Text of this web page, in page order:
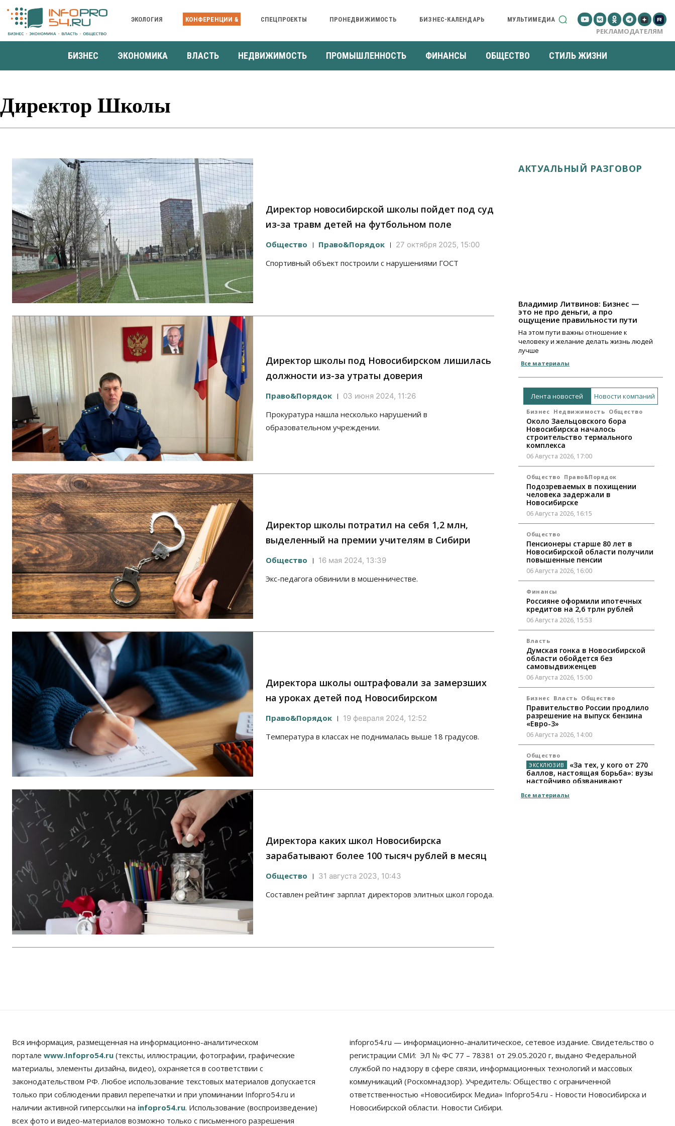
ЭКОЛОГИЯ КОНФЕРЕНЦИИ & СПЕЦПРОЕКТЫ ПРОНЕДВИЖИМОСТЬ БИЗНЕС-КАЛЕНДАРЬ МУЛЬТИМЕДИА
РЕКЛАМОДАТЕЛЯМ
БИЗНЕС ЭКОНОМИКА ВЛАСТЬ НЕДВИЖИМОСТЬ ПРОМЫШЛЕННОСТЬ ФИНАНСЫ ОБЩЕСТВО СТИЛЬ ЖИЗНИ
Директор Школы
Директор новосибирской школы пойдет под суд
из-за травм детей на футбольном поле
Общество Право&Порядок 27 октября 2025, 15:00
Спортивный объект построили с нарушениями ГОСТ
Директор школы под Новосибирском лишилась
должности из-за утраты доверия
Право&Порядок 03 июня 2024, 11:26
Прокуратура нашла несколько нарушений в
образовательном учреждении.
Директор школы потратил на себя 1,2 млн,
выделенный на премии учителям в Сибири
Общество 16 мая 2024, 13:39
Экс-педагога обвинили в мошенничестве.
Директора школы оштрафовали за замерзших
на уроках детей под Новосибирском
Право&Порядок 19 февраля 2024, 12:52
Температура в классах не поднималась выше 18 градусов.
Директора каких школ Новосибирска
зарабатывают более 100 тысяч рублей в месяц
Общество 31 августа 2023, 10:43
Составлен рейтинг зарплат директоров элитных школ города.
АКТУАЛЬНЫЙ РАЗГОВОР
Владимир Литвинов: Бизнес —
это не про деньги, а про
ощущение правильности пути
На этом пути важны отношение к
человеку и желание делать жизнь людей
лучше
Все материалы
Лента новостей Новости компаний
Бизнес Недвижимость Общество
Около Заельцовского бора
Новосибирска началось
строительство термального
комплекса
06 Августа 2026, 17:00
Общество Право&Порядок
Подозреваемых в похищении
человека задержали в
Новосибирске
06 Августа 2026, 16:15
Общество
Пенсионеры старше 80 лет в
Новосибирской области получили
повышенные пенсии
06 Августа 2026, 16:00
Финансы
Россияне оформили ипотечных
кредитов на 2,6 трлн рублей
06 Августа 2026, 15:53
Власть
Думская гонка в Новосибирской
области обойдется без
самовыдвиженцев
06 Августа 2026, 15:00
Бизнес Власть Общество
Правительство России продлило
разрешение на выпуск бензина
«Евро-3»
06 Августа 2026, 14:00
Общество
«За тех, у кого от 270
баллов, настоящая борьба»: вузы
настойчиво обзванивают
высокобалльников перед
06 Августа 2026, 11:35
Бизнес Право&Порядок ПроБизнес
опять атакуют новосибирские
компании через электронную
почту
Все материалы
Вся информация, размещенная на информационно-аналитическом
портале www.Infopro54.ru (тексты, иллюстрации, фотографии, графические
материалы, элементы дизайна, видео), охраняется в соответствии с
законодательством РФ. Любое использование текстовых материалов допускается
только при соблюдении правил перепечатки и при упоминании Infopro54.ru и
наличии активной гиперссылки на infopro54.ru. Использование (воспроизведение)
всех фото и видео-материалов возможно только с письменного разрешения
infopro54.ru — информационно-аналитическое, сетевое издание. Свидетельство о
регистрации СМИ: ЭЛ № ФС 77 – 78381 от 29.05.2020 г, выдано Федеральной
службой по надзору в сфере связи, информационных технологий и массовых
коммуникаций (Роскомнадзор). Учредитель: Общество с ограниченной
ответственностью «Новосибирск Медиа» Infopro54.ru - Новости Новосибирска и
Новосибирской области. Новости Сибири.